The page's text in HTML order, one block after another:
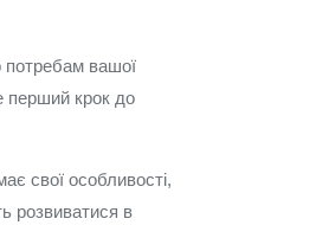
потребам вашої
перший крок до
свої особливості,
розвиватися в